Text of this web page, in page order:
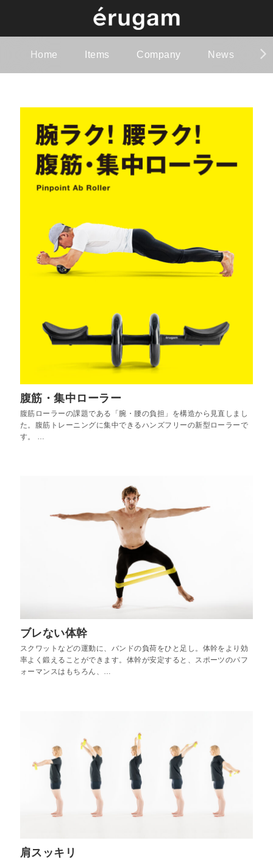
Home Items Company News
腹筋・集中ローラー
腹筋ローラーの課題である「腕・腰の負担」を構造から見直しまし
た。腹筋トレーニングに集中できるハンズフリーの新型ローラーで
す。 …
ブレない体幹
スクワットなどの運動に、バンドの負荷をひと足し。体幹をより効
率よく鍛えることができます。体幹が安定すると、スポーツのパフ
ォーマンスはもちろん、…
肩スッキリ